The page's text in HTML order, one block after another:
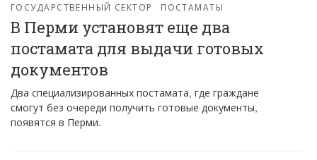
ГОСУДАРСТВЕННЫЙ СЕКТОР ПОСТАМАТЫ
В Перми установят еще два
постамата для выдачи готовых
документов
Два специализированных постамата, где граждане
смогут без очереди получить готовые документы,
появятся в Перми.